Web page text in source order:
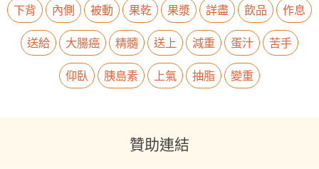
下背 內側 被動 果乾 果漿 詳盡 飲品
作息
送給
大腸癌 精髓 送上 減重 蛋汁
苦手
仰臥
胰島素 上氣 抽脂 變重
贊助連結